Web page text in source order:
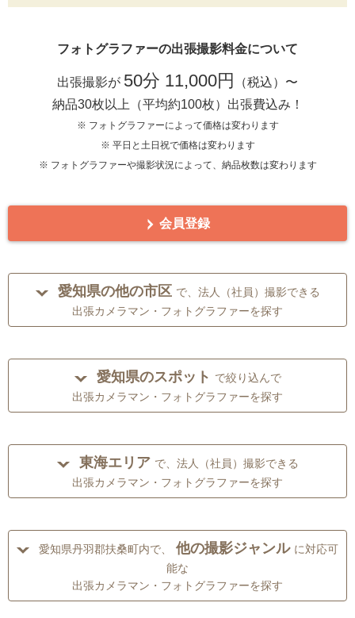
フォトグラファーの出張撮影料金について
出張撮影が 50分 11,000円
（税込）〜
納品30枚以上（平均約100枚）出張費込み！
※ フォトグラファーによって価格は変わります
※ 平日と土日祝で価格は変わります
※ フォトグラファーや撮影状況によって、納品枚数は変わります
会員登録
愛知県の他の市区 で、法人（社員）撮影できる
出張カメラマン・フォトグラファーを探す
愛知県のスポット で絞り込んで
出張カメラマン・フォトグラファーを探す
東海エリア で、法人（社員）撮影できる
出張カメラマン・フォトグラファーを探す
愛知県丹羽郡扶桑町内で、 他の撮影ジャンル に対応可
能な
出張カメラマン・フォトグラファーを探す